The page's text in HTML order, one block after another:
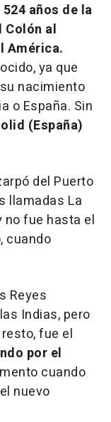
524 años de la
Colón al
América.
ya que
nacimiento
o España. Sin
(España)
del Puerto
llamadas La
no fue hasta el
cuando
Reyes
Indias, pero
fue el
por el
cuando
nuevo